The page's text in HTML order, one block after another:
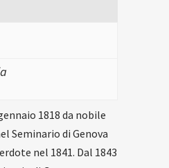
1818 da nobile
Seminario di Genova
nel 1841. Dal 1843